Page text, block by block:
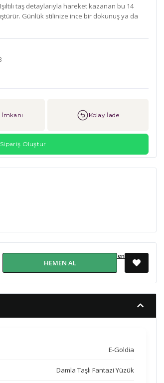
taş detaylarıyla hareket kazanan bu 14
Günlük stilinize ince bir dokunuş ya da
Kolay İade
Oluştur
Beden Tablosu
HEMEN AL
E-Goldia
Damla Taşlı Fantazi Yüzük